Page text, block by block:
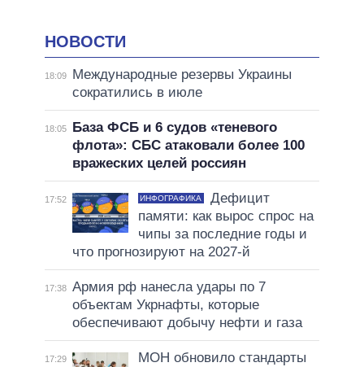
НОВОСТИ
18:09
Международные резервы Украины
сократились в июле
18:05
База ФСБ и 6 судов «теневого
флота»: СБС атаковали более 100
вражеских целей россиян
17:52 ИНФОГРАФИКА
Дефицит
памяти: как вырос спрос на
чипы за последние годы и
что прогнозируют на 2027-й
17:38 Армия рф нанесла удары по 7
объектам Укрнафты, которые
обеспечивают добычу нефти и газа
17:29
МОН обновило стандарты